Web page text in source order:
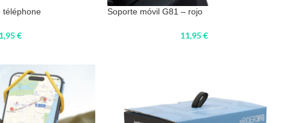
téléphone
€
Soporte móvil G81 – rojo
11,95€